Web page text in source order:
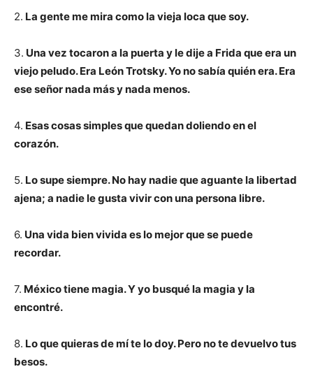
2. La gente me mira como la vieja loca que soy.
3. Una vez tocaron a la puerta y le dije a Frida que era un
viejo peludo. Era León Trotsky. Yo no sabía quién era. Era
ese señor nada más y nada menos.
4. Esas cosas simples que quedan doliendo en el
corazón.
5. Lo supe siempre. No hay nadie que aguante la libertad
ajena; a nadie le gusta vivir con una persona libre.
6. Una vida bien vivida es lo mejor que se puede
recordar.
7. México tiene magia. Y yo busqué la magia y la
encontré.
8. Lo que quieras de mí te lo doy. Pero no te devuelvo tus
besos.